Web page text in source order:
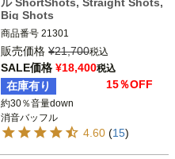
Big Shots
商品番号 21301
2BC：VH7012
3OT：1861-0072
V&H ショートショット・スタッガー
ド・マフラー
V&H ストレート・ショット・マフラー
V&H ビッグショット・スタッガード・
販売価格 ¥21,700税込
SALE価格 ¥18,400税込
在庫有り 15％OFF
約30％音量down
消音バッフル
4.60 (15)